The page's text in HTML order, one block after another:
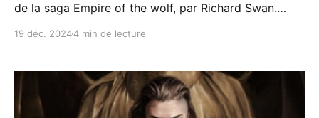
de la saga Empire of the wolf, par Richard Swan.
la fin. On va
19 déc. 20244 min de lecture